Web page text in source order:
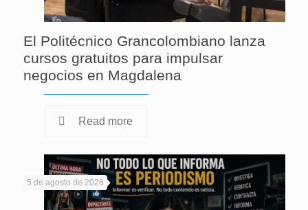
El Politécnico Grancolombiano lanza
cursos gratuitos para impulsar
negocios en Magdalena
Read more
5 de agosto de 2026